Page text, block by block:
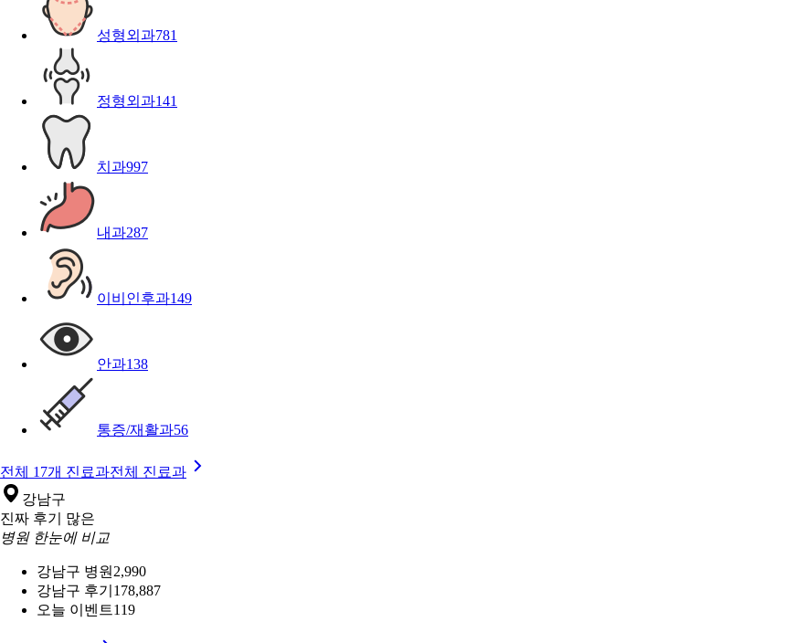
성형외과781
정형외과141
치과997
내과287
이비인후과149
안과138
통증/재활과56
전체 17개 진료과전체 진료과
강남구
진짜 후기 많은
병원 한눈에 비교
강남구 병원 2,990
강남구 후기 178,887
오늘 이벤트119